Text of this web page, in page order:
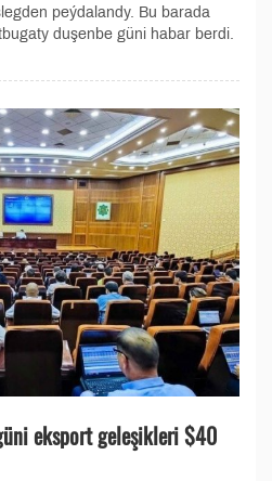
peýdalandy. Bu barada
duşenbe güni habar berdi.
eksport geleşikleri $40